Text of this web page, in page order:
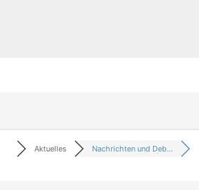
Aktuelles Nachrichten und Deb...